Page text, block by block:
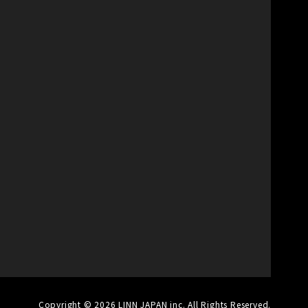
Copyright © 2026 LINN JAPAN inc. All Rights Reserved.